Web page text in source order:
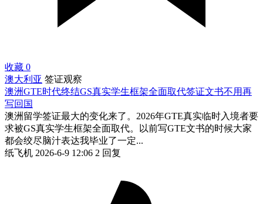
收藏 0
澳大利亚 签证观察
澳洲GTE时代终结GS真实学生框架全面取代签证文书不用再
写回国
澳洲留学签证最大的变化来了。2026年GTE真实临时入境者要
求被GS真实学生框架全面取代。以前写GTE文书的时候大家
都会绞尽脑汁表达我毕业了一定...
纸飞机 2026-6-9 12:06 2 回复